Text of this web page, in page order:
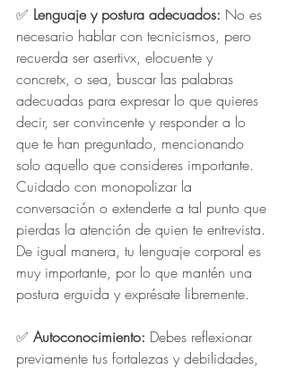
✅ Lenguaje y postura adecuados: No es
necesario hablar con tecnicismos, pero
recuerda ser asertivx, elocuente y
concretx, o sea, buscar las palabras
adecuadas para expresar lo que quieres
decir, ser convincente y responder a lo
que te han preguntado, mencionando
solo aquello que consideres importante.
Cuidado con monopolizar la
conversación o extenderte a tal punto que
pierdas la atención de quien te entrevista.
De igual manera, tu lenguaje corporal es
muy importante, por lo que mantén una
postura erguida y exprésate libremente.
✅ Autoconocimiento: Debes reflexionar
previamente tus fortalezas y debilidades,